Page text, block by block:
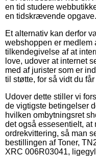
en tid studere
en tidskrævende opgave.
Et alternativ kan derfor
webshoppen er
tilkendegivelse af at
love, udover at internet
med af jurister som er
til støtte, for så vidt du
Udover dette stiller vi
de vigtigste betingelser
hvilken ombytningsret
det også essesentielt,
ordrekvittering, så man
bestillingen af Toner,
XRC 006R03041,